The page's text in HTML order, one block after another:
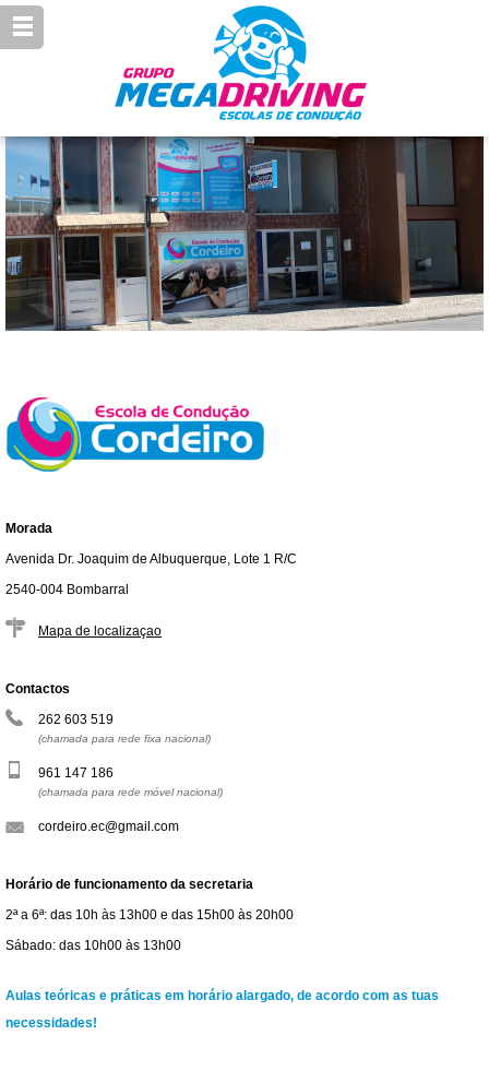
Morada
Avenida Dr. Joaquim de Albuquerque, Lote 1 R/C
2540-004 Bombarral
Mapa de localizaçao
Contactos
262 603 519
(chamada para rede fixa nacional)
961 147 186
(chamada para rede móvel nacional)
cordeiro.ec@gmail.com
Horário de funcionamento da secretaria
2ª a 6ª: das 10h às 13h00 e das 15h00 às 20h00
Sábado: das 10h00 às 13h00
Aulas teóricas e práticas em horário alargado, de acordo com as tuas
necessidades!